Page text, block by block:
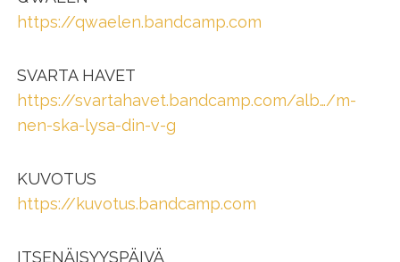
https://qwaelen.bandcamp.com
SVARTA HAVET
https://svartahavet.bandcamp.com/alb…/m-
nen-ska-lysa-din-v-g
KUVOTUS
https://kuvotus.bandcamp.com
ITSENÄISYYSPÄIVÄ